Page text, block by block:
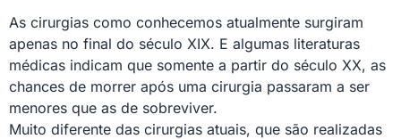
As cirurgias como conhecemos atualmente surgiram
apenas no final do século XIX. E algumas literaturas
médicas indicam que somente a partir do século XX, as
chances de morrer após uma cirurgia passaram a ser
menores que as de sobreviver.
Muito diferente das cirurgias atuais, que são realizadas